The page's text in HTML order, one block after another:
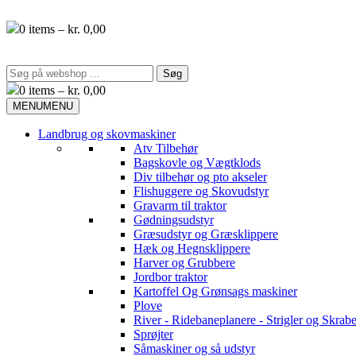
til 0 items – kr. 0,00
Søg
efter:
0 items – kr. 0,00
MENUMENU
Landbrug og skovmaskiner
Atv Tilbehør
Bagskovle og Vægtklods
Div tilbehør og pto akseler
Flishuggere og Skovudstyr
Gravarm til traktor
Gødningsudstyr
Græsudstyr og Græsklippere
Hæk og Hegnsklippere
Harver og Grubbere
Jordbor traktor
Kartoffel Og Grønsags maskiner
Plove
River - Ridebaneplanere - Strigler og
Sprøjter
Såmaskiner og så udstyr